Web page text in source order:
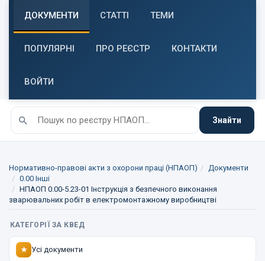
ДОКУМЕНТИ СТАТТІ ТЕМИ
ПОПУЛЯРНІ ПРО РЕЄСТР КОНТАКТИ
ВОЙТИ
Знайти
Нормативно-правові акти з охорони праці (НПАОП)
Документи
0.00 Інші
НПАОП 0.00-5.23-01 Інструкція з безпечного виконання
зварювальних робіт в електромонтажному виробництві
КАТЕГОРІЇ ЗА КВЕД
★ Усі документи